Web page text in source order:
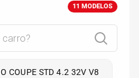
11 MODELOS
COUPE STD 4.2 32V V8